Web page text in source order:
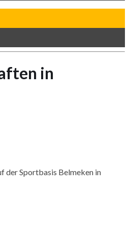
in
der Sportbasis Belmeken in